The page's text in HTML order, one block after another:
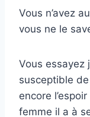
Vous n’avez
vous ne le
Vous essayez
susceptible
encore
femme il a à